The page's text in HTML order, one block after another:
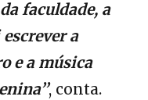
faculdade, a
a
e a música
, conta.